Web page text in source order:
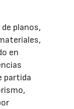
planos,
en
partida